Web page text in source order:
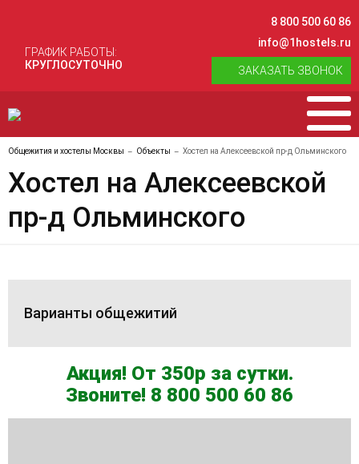
ГРАФИК РАБОТЫ:
КРУГЛОСУТОЧНО
8 800 500 60 86
info@1hostels.ru
ЗАКАЗАТЬ ЗВОНОК
Общежития и хостелы Москвы Объекты Хостел на Алексеевской пр-д Ольминского
Хостел на Алексеевской
пр-д Ольминского
Варианты общежитий
Акция! От 350р за сутки.
Звоните! 8 800 500 60 86